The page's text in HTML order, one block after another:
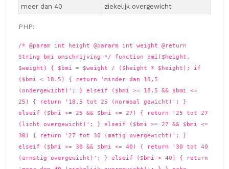
meer dan 40
ziekelijk overgewicht
PHP:
/* @param int height @pararm int weight @return
String bmi omschrijving */ function bmi($height,
$weight) { $bmi = $weight / ($height * $height); if
($bmi < 18.5) { return 'minder dan 18,5
(ondergewicht)'; } elseif ($bmi >= 18.5 && $bmi <=
25) { return '18,5 tot 25 (normaal gewicht)'; }
elseif ($bmi >= 25 && $bmi <= 27) { return '25 tot 27
(licht overgewicht)'; } elseif ($bmi >= 27 && $bmi <=
30) { return '27 tot 30 (matig overgewicht)'; }
elseif ($bmi >= 30 && $bmi <= 40) { return '30 tot 40
(ernstig overgewicht)'; } elseif ($bmi > 40) { return